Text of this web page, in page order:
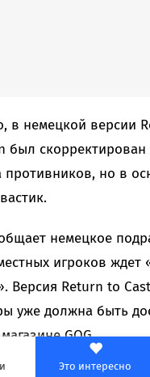
Это интересно
в немецкой версии
был скорректирован
противников, но в
немецкое
игроков ждет
Версия Return to
уже должна быть
GOG.